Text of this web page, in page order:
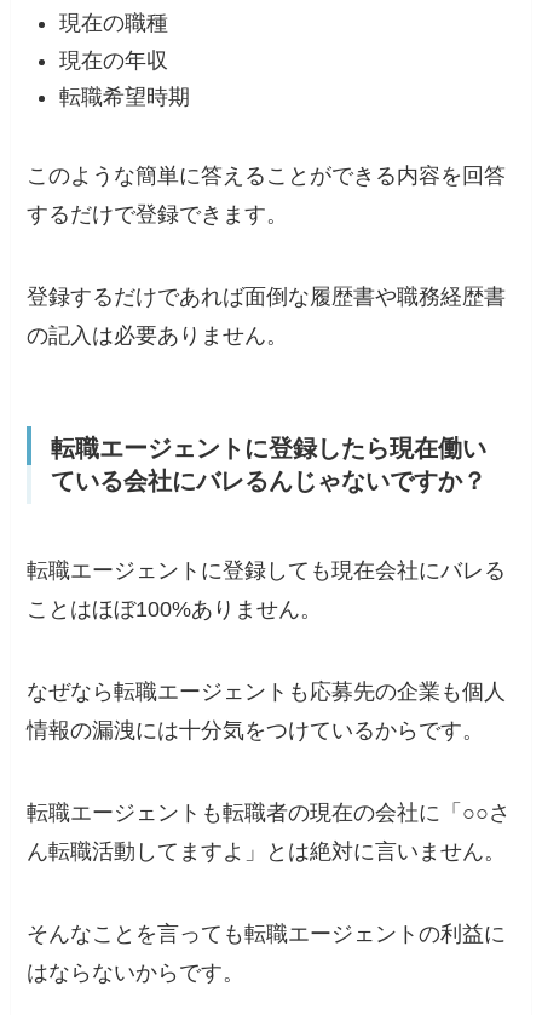
現在の職種
現在の年収
転職希望時期
このような簡単に答えることができる内容を回答
するだけで登録できます。
登録するだけであれば面倒な履歴書や職務経歴書
の記入は必要ありません。
転職エージェントに登録したら現在働い
ている会社にバレるんじゃないですか？
転職エージェントに登録しても現在会社にバレる
ことはほぼ100%ありません。
なぜなら転職エージェントも応募先の企業も個人
情報の漏洩には十分気をつけているからです。
転職エージェントも転職者の現在の会社に「○○さ
ん転職活動してますよ」とは絶対に言いません。
そんなことを言っても転職エージェントの利益に
はならないからです。